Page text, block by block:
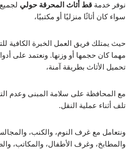
نوفر خدمة قط أثاث المحرقة حولي
سواء كان أثاثًا منزليًا أو مكتبيًا،
حيث يمتلك فريق العمل الخبرة الكافية
مهما كان حجمها أو وزنها. ونعتمد على
تحميل الأثاث بطريقة آمنة،
مع المحافظة على سلامة المبنى وعدم
تلف أثناء عملية النقل.
ونتعامل مع غرف النوم، والكنب،
والمطابخ، وغرف الأطفال، والمكاتب،